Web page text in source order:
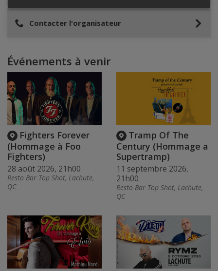
Contacter l'organisateur
Événements à venir
Fighters Forever
(Hommage à Foo
Fighters)
28 août 2026, 21h00
Resto Bar Top Shot, Lachute,
QC
Tramp Of The
Century (Hommage a
Supertramp)
11 septembre 2026,
21h00
Resto Bar Top Shot, Lachute,
QC